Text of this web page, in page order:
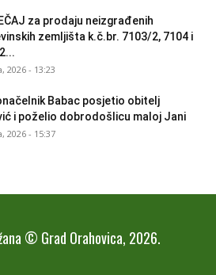
za prodaju neizgrađenih
zemljišta k.č.br. 7103/2, 7104 i
2026 - 13:23
Babac posjetio obitelj
i poželio dobrodošlicu maloj Jani
2026 - 15:37
© Grad Orahovica, 2026.